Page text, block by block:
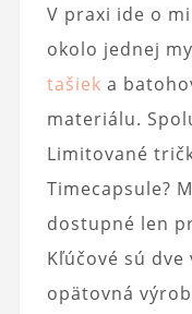
V praxi ide o
okolo jednej
tašiek a
materiálu.
Limitované
Timecapsule?
dostupné len
Kľúčové sú
opätovná